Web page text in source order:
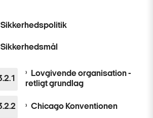
Sikkerhedspolitik
Sikkerhedsmål
Lovgivende organisation -
retligt grundlag
Chicago Konventionen